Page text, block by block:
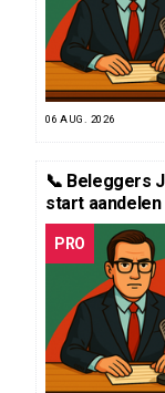
06 AUG. 2026
📞 Beleggers
start
PRO